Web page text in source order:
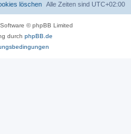
Alle Zeiten sind UTC+02:00
löschen
© phpBB Limited
durch phpBB.de